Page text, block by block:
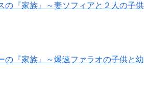
の『家族』～妻ソフィアと２人の子供
の『家族』～爆速ファラオの子供と幼